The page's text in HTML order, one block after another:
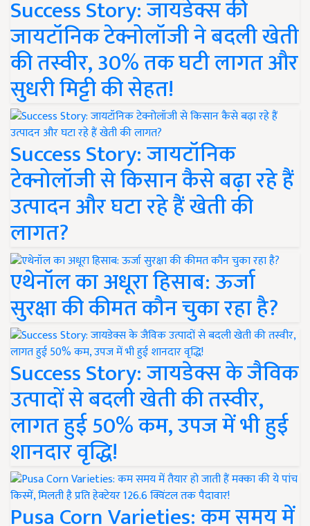
Success Story: जायडेक्स की
जायटॉनिक टेक्नोलॉजी ने बदली खेती
की तस्वीर, 30% तक घटी लागत और
सुधरी मिट्टी की सेहत!
Success Story: जायटॉनिक
टेक्नोलॉजी से किसान कैसे बढ़ा रहे हैं
उत्पादन और घटा रहे हैं खेती की
लागत?
एथेनॉल का अधूरा हिसाब: ऊर्जा
सुरक्षा की कीमत कौन चुका रहा है?
Success Story: जायडेक्स के जैविक
उत्पादों से बदली खेती की तस्वीर,
लागत हुई 50% कम, उपज में भी हुई
शानदार वृद्धि!
Pusa Corn Varieties: कम समय में